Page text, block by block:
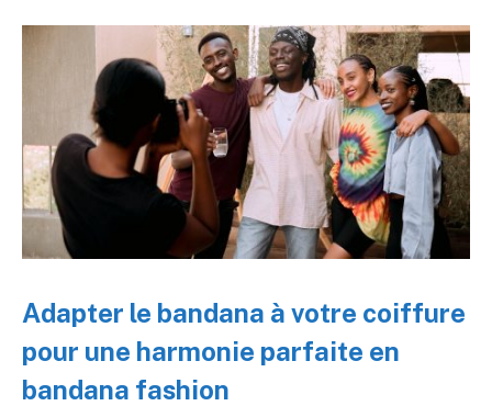
Adapter le bandana à votre coiffure
pour une harmonie parfaite en
bandana fashion